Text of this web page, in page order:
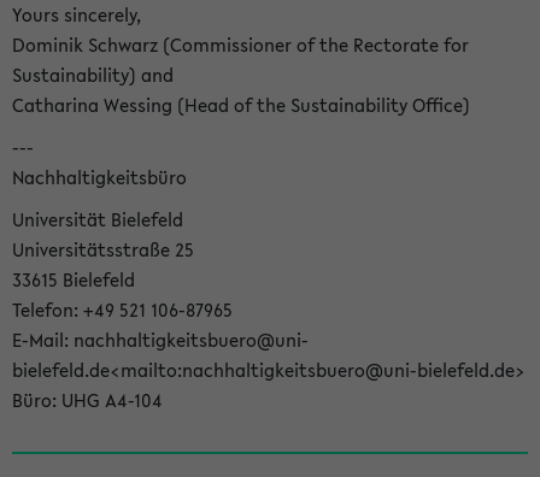
Yours sincerely,
Dominik Schwarz (Commissioner of the Rectorate for
Sustainability) and
Catharina Wessing (Head of the Sustainability Office)
---
Nachhaltigkeitsbüro
Universität Bielefeld
Universitätsstraße 25
33615 Bielefeld
Telefon: +49 521 106-87965
E-Mail: nachhaltigkeitsbuero@uni-
bielefeld.de<mailto:nachhaltigkeitsbuero@uni-bielefeld.de>
Büro: UHG A4-104